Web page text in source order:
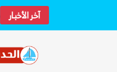
آخر الأخبار